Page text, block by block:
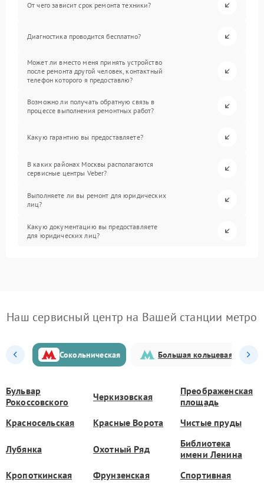
От чего зависит срок ремонта техники?
Диагностика проводится бесплатно?
Может ли вместо меня принять устройство
после ремонта другой человек, контактный
телефон которого я предоставлю?
Возможно ли получать обратную связь в
процессе выполнения ремонтных работ?
Какую гарантию вы предоставляете?
В каких районах Москвы располагаются
сервисные центры Veber?
Выполняете ли вы ремонт для юридических
лиц?
Какую документацию вы предоставляете
для юридических лиц?
Наш сервисный центр на Вашей станции метро
Сокольническая Большая кольцевая
Бульвар
Рокоссовского
Черкизовская
Преображенская
площадь
Красносельская
Красные Ворота Чистые пруды
Лубянка Охотный Ряд
Библиотека
имени Ленина
Кропоткинская
Фрунзенская
Спортивная